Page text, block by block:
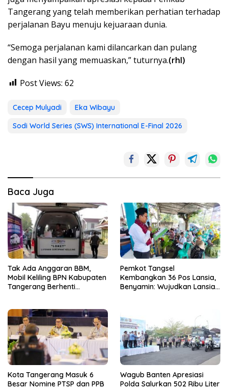
Tangerang yang telah memberikan perhatian terhadap
perjalanan Bayu menuju kejuaraan dunia.
“Semoga perjalanan kami dilancarkan dan pulang
dengan hasil yang memuaskan,” tuturnya.(rhl)
Post Views: 62
Cecep Mulyadi
Eka Wibayu
Sodi World Series (SWS) International E-Final 2026
Baca Juga
Tak Ada Anggaran BBM,
Mobil Keliling BPN Kabupaten
Tangerang Berhenti
Pemkot Tangsel
Kembangkan 36 Pos Lansia,
Benyamin: Wujudkan Lansia
Kota Tangerang Masuk 6
Besar Nomine PTSP dan PPB
Wagub Banten Apresiasi
Polda Salurkan 502 Ribu Liter